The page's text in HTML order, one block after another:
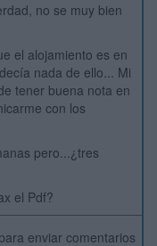
no se muy bien
el alojamiento es en
nada de ello... Mi
tener buena nota en
con los
pero...¿tres
el Pdf?
para enviar comentarios